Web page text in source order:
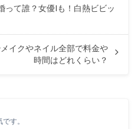
って誰？女優Iも！白熱ビビッ
イクやネイル全部で料金や
時間はどれくらい？
す。